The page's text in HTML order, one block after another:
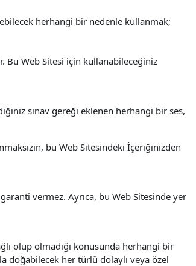
herhangi bir nedenle kullanmak;
Bu Web Sitesi için kullanabileceğiniz
sınav gereği eklenen herhangi bir ses,
bu Web Sitesindeki İçeriğinizden
vermez. Ayrıca, bu Web Sitesinde yer
olup olmadığı konusunda herhangi bir
doğabilecek her türlü dolaylı veya özel